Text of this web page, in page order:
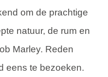
om de prachtige
natuur, de rum en
Marley. Reden
eens te bezoeken.